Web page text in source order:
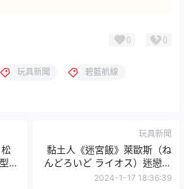
0 0
玩具新聞 碧藍航線
玩具新聞
黏土人《迷宮飯》萊歐斯（ね
んどろいど ライオス）迷戀魔
物獨特風味的劍士登場！
2024-1-17 18:36:39